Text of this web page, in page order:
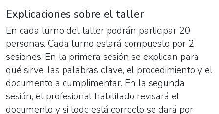
Explicaciones sobre el taller
En cada turno del taller podrán participar 20
personas. Cada turno estará compuesto por 2
sesiones. En la primera sesión se explican para
qué sirve, las palabras clave, el procedimiento y el
documento a cumplimentar. En la segunda
sesión, el profesional habilitado revisará el
documento y si todo está correcto se dará por